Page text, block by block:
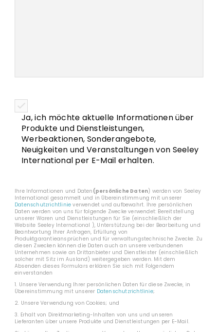
Ja, ich möchte aktuelle Informationen über
Produkte und Dienstleistungen,
Werbeaktionen, Sonderangebote,
Neuigkeiten und Veranstaltungen von Seeley
International per E-Mail erhalten.
Ihre Informationen und Daten (persönliche Daten) werden von Seeley
International gesammelt und in Übereinstimmung mit unserer
Datenschutzrichtlinie verwendet und aufbewahrt. Ihre persönlichen
Daten werden von uns für folgende Zwecke verwendet: Bereitstellung
unserer Waren und Dienstleistungen für Sie (einschließlich der
Website Seeley International ), Unterstützung bei der Bearbeitung und
Beantwortung Ihrer Anfragen, Erfüllung von
Produktgarantieansprüchen und für verwaltungstechnische Zwecke. Zu
diesen Zwecken können die Daten auch an unsere verbundenen
Unternehmen sowie an Drittanbieter und Dienstleister (einschließlich
solcher mit Sitz im Ausland) weitergegeben werden. Mit dem
Absenden dieses Formulars erklären Sie sich mit Folgendem
einverstanden
1. Unsere Verwendung Ihrer persönlichen Daten für diese Zwecke, in
Übereinstimmung mit unserer Datenschutzrichtlinie;
2. Unsere Verwendung von Cookies; und
3. Erhalt von Direktmarketing-Inhalten von uns und unseren
Lieferanten über unsere Produkte und Dienstleistungen per E-Mail.